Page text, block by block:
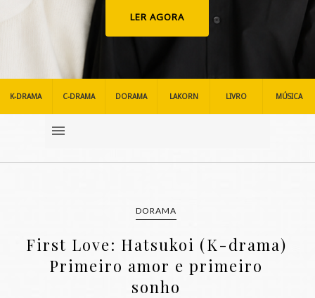
LER AGORA
K-DRAMA C-DRAMA DORAMA LAKORN LIVRO MÚSICA
DORAMA
First Love: Hatsukoi (K-drama)
Primeiro amor e primeiro
sonho